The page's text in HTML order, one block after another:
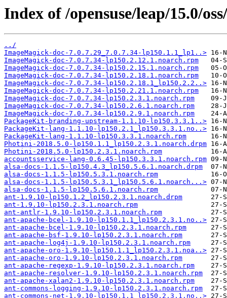
Index of /opensuse/leap/15.0/
../
ImageMagick-doc-7.0.7.29_7.0.7.34-lp150.1.1_lp1..>
ImageMagick-doc-7.0.7.34-lp150.2.12.1.noarch.rpm
ImageMagick-doc-7.0.7.34-lp150.2.15.1.noarch.rpm
ImageMagick-doc-7.0.7.34-lp150.2.18.1.noarch.rpm
ImageMagick-doc-7.0.7.34-lp150.2.18.1_lp150.2.2..>
ImageMagick-doc-7.0.7.34-lp150.2.21.1.noarch.rpm
ImageMagick-doc-7.0.7.34-lp150.2.3.1.noarch.rpm
ImageMagick-doc-7.0.7.34-lp150.2.6.1.noarch.rpm
ImageMagick-doc-7.0.7.34-lp150.2.9.1.noarch.rpm
PackageKit-branding-upstream-1.1.10-lp150.3.3.1..>
PackageKit-lang-1.1.10-lp150.2.1_lp150.3.3.1.no..>
PackageKit-lang-1.1.10-lp150.3.3.1.noarch.rpm
Photini-2018.5.0-lp150.1.1_lp150.2.3.1.noarch.drpm
Photini-2018.5.0-lp150.2.3.1.noarch.rpm
accountsservice-lang-0.6.45-lp150.3.3.1.noarch.rpm
alsa-docs-1.1.5-lp150.4.3_lp150.5.6.1.noarch.drpm
alsa-docs-1.1.5-lp150.5.3.1.noarch.rpm
alsa-docs-1.1.5-lp150.5.3.1_lp150.5.6.1.noarch...>
alsa-docs-1.1.5-lp150.5.6.1.noarch.rpm
ant-1.9.10-lp150.1.2_lp150.2.3.1.noarch.drpm
ant-1.9.10-lp150.2.3.1.noarch.rpm
ant-antlr-1.9.10-lp150.2.3.1.noarch.rpm
ant-apache-bcel-1.9.10-lp150.1.1_lp150.2.3.1.no..>
ant-apache-bcel-1.9.10-lp150.2.3.1.noarch.rpm
ant-apache-bsf-1.9.10-lp150.2.3.1.noarch.rpm
ant-apache-log4j-1.9.10-lp150.2.3.1.noarch.rpm
ant-apache-oro-1.9.10-lp150.1.1_lp150.2.3.1.noa..>
ant-apache-oro-1.9.10-lp150.2.3.1.noarch.rpm
ant-apache-regexp-1.9.10-lp150.2.3.1.noarch.rpm
ant-apache-resolver-1.9.10-lp150.2.3.1.noarch.rpm
ant-apache-xalan2-1.9.10-lp150.2.3.1.noarch.rpm
ant-commons-logging-1.9.10-lp150.2.3.1.noarch.rpm
ant-commons-net-1.9.10-lp150.1.1_lp150.2.3.1.no..>